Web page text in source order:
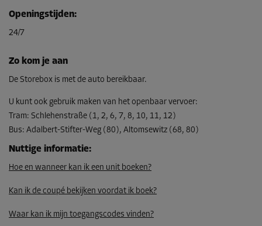
-10%
102,00 EUR/maand
91,79 EUR/maand
Unit 33
Oppervlak: 1,3 m²
Inhoud: 3,9 m³
L:2,2m B:0,6m H:3m
-10%
Vanaf
Openingstijden:
24/7
Zo kom je aan
De Storebox is met de auto bereikbaar.
U kunt ook gebruik maken van het openbaar vervoer:
Tram: Schlehenstraße (1, 2, 6, 7, 8, 10, 11, 12)
Bus: Adalbert-Stifter-Weg (80), Altomsewitz (68, 80)
Nuttige informatie:
Hoe en wanneer kan ik een unit boeken?
Kan ik de coupé bekijken voordat ik boek?
Waar kan ik mijn toegangscodes vinden?